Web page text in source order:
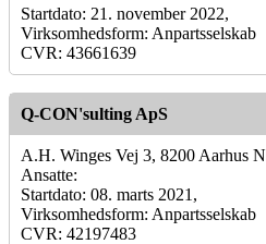
Startdato: 21. november 2022,
Virksomhedsform: Anpartsselskab
CVR: 43661639
Q-CON'sulting ApS
A.H. Winges Vej 3, 8200 Aarhus N
Ansatte:
Startdato: 08. marts 2021,
Virksomhedsform: Anpartsselskab
CVR: 42197483